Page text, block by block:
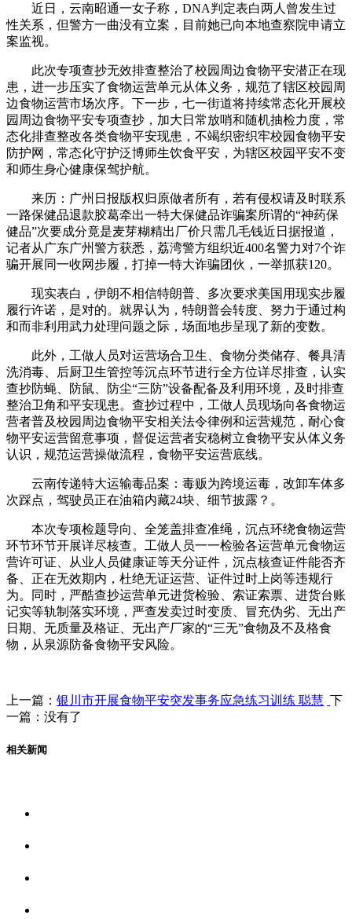
近日，云南昭通一女子称，DNA判定表白两人曾发生过
性关系，但警方一曲没有立案，目前她已向本地查察院申请立
案监视。
此次专项查抄无效排查整治了校园周边食物平安潜正在现
患，进一步压实了食物运营单元从体义务，规范了辖区校园周
边食物运营市场次序。下一步，七一街道将持续常态化开展校
园周边食物平安专项查抄，加大日常放哨和随机抽检力度，常
态化排查整改各类食物平安现患，不竭织密织牢校园食物平安
防护网，常态化守护泛博师生饮食平安，为辖区校园平安不变
和师生身心健康保驾护航。
来历：广州日报版权归原做者所有，若有侵权请及时联系
一路保健品退款胶葛牵出一特大保健品诈骗案所谓的“神药保
健品”次要成分竟是麦芽糊精出厂价只需几毛钱近日据报道，
记者从广东广州警方获悉，荔湾警方组织近400名警力对7个诈
骗开展同一收网步履，打掉一特大诈骗团伙，一举抓获120。
现实表白，伊朗不相信特朗普、多次要求美国用现实步履
履行许诺，是对的。就界认为，特朗普会转度、努力于通过构
和而非利用武力处理问题之际，场面地步呈现了新的变数。
此外，工做人员对运营场合卫生、食物分类储存、餐具清
洗消毒、后厨卫生管控等沉点环节进行全方位详尽排查，认实
查抄防蝇、防鼠、防尘“三防”设备配备及利用环境，及时排查
整治卫角和平安现患。查抄过程中，工做人员现场向各食物运
营者普及校园周边食物平安相关法令律例和运营规范，耐心食
物平安运营留意事项，督促运营者安稳树立食物平安从体义务
认识，规范运营操做流程，食物平安运营底线。
云南传递特大运输毒品案：毒贩为跨境运毒，改卸车体多
次踩点，驾驶员正在油箱内藏24块、细节披露？。
本次专项检题导向、全笼盖排查准绳，沉点环绕食物运营
环节环节开展详尽核查。工做人员一一检验各运营单元食物运
营许可证、从业人员健康证等天分证件，沉点核查证件能否齐
备、正在无效期内，杜绝无证运营、证件过时上岗等违规行
为。同时，严酷查抄运营单元进货检验、索证索票、进货台账
记实等轨制落实环境，严查发卖过时变质、冒充伪劣、无出产
日期、无质量及格证、无出产厂家的“三无”食物及不及格食
物，从泉源防备食物平安风险。
上一篇： 银川市开展食物平安突发事务应急练习训练 聪慧 下
一篇：没有了
相关新闻